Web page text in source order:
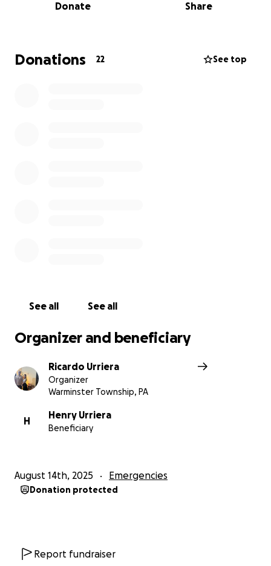
Donate Share
Donations 22 See top
See all See all
Organizer and beneficiary
Ricardo Urriera
Organizer
Warminster Township, PA
H
Henry Urriera
Beneficiary
August 14th, 2025 Emergencies
Donation protected
Report fundraiser